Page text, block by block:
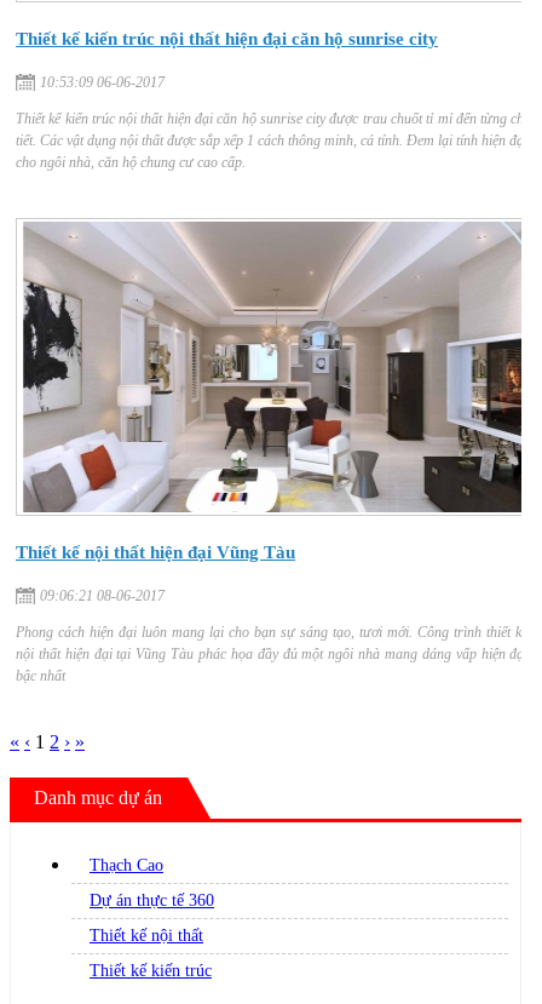
Thiết kế kiến trúc nội thất hiện đại căn hộ sunrise city
10:53:09 06-06-2017
Thiết kế kiến trúc nội thất hiện đại căn hộ sunrise city được trau chuốt tỉ mỉ đến từng chi
tiết. Các vật dụng nội thất được sắp xếp 1 cách thông minh, cá tính. Đem lại tính hiện đại
cho ngôi nhà, căn hộ chung cư cao cấp.
Thiết kế nội thất hiện đại Vũng Tàu
09:06:21 08-06-2017
Phong cách hiện đại luôn mang lại cho bạn sự sáng tạo, tươi mới. Công trình thiết kế
nội thất hiện đại tại Vũng Tàu phác họa đầy đủ một ngôi nhà mang dáng vấp hiện đại
bậc nhất
« ‹ 1 2 › »
Danh mục dự án
Thạch Cao
Dự án thực tế 360
Thiết kế nội thất
Thiết kế kiến trúc